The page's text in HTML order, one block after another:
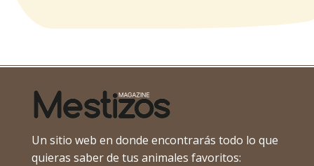
Un sitio web en donde encontrarás todo lo que
quieras saber de tus animales favoritos: